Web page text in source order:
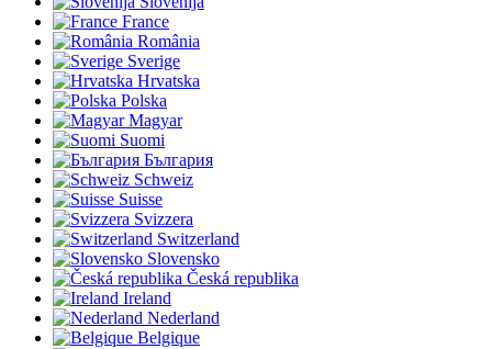
France
România
Sverige
Hrvatska
Polska
Magyar
Suomi
България
Schweiz
Suisse
Svizzera
Switzerland
Slovensko
Česká republika
Ireland
Nederland
Belgique